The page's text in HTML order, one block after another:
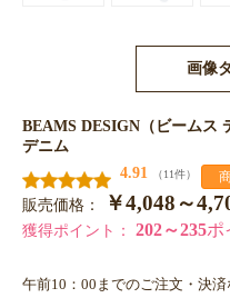
画像
BEAMS DESIGN（ビームス
デニム
4.91
（11件）
販売価格： ￥4,048～
獲得ポイント： 202～235ポ
午前10：00までのご注文・決済